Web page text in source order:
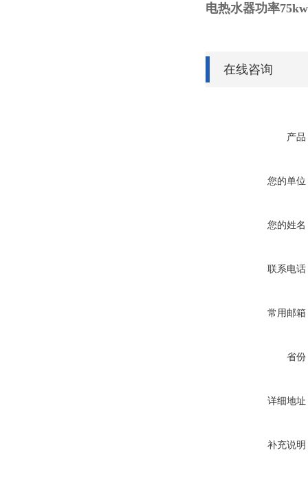
电热水器功率
在线咨询
产品
您的单位
您的姓名
联系电话
常用邮箱
省份
详细地址
补充说明